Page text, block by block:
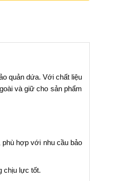
quản dứa. Với chất liệu
và giữ cho sản phẩm
phù hợp với nhu cầu bảo
chịu lực tốt.